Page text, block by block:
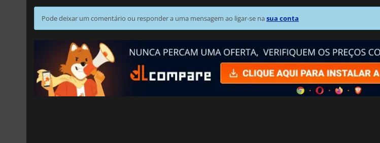
Pode deixar um comentário ou responder a uma mensagem ao ligar-se nasua conta